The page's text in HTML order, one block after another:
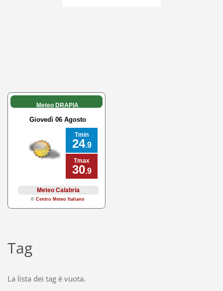
Meteo DRAPIA
Tag
La lista dei tag è vuota.